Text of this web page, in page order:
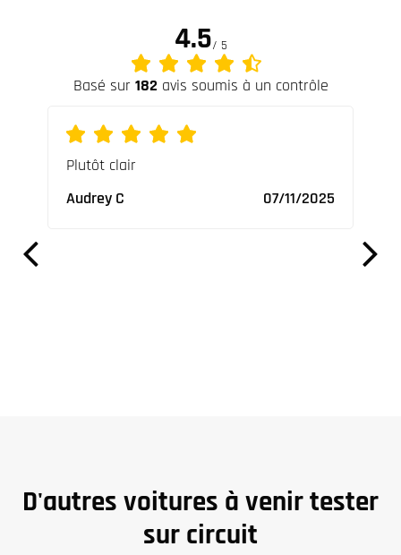
4.5/ 5
Basé sur 182 avis soumis à un contrôle
Plutôt clair
Audrey C
07/11/2025
D'autres voitures à venir tester
sur circuit